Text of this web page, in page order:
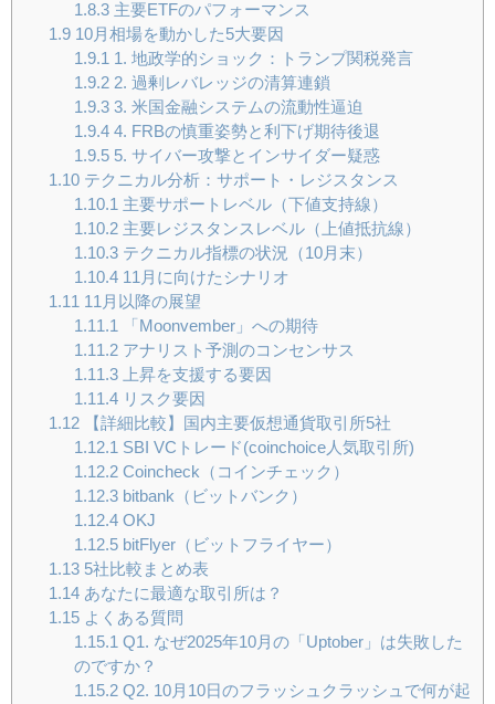
1.8.3主要ETFのパフォーマンス
1.910月相場を動かした5大要因
1.9.1 1. 地政学的ショック：トランプ関税発言
1.9.22. 過剰レバレッジの清算連鎖
1.9.33. 米国金融システムの流動性逼迫
1.9.44. FRBの慎重姿勢と利下げ期待後退
1.9.55. サイバー攻撃とインサイダー疑惑
1.10テクニカル分析：サポート・レジスタンス
1.10.1 主要サポートレベル（下値支持線）
1.10.2主要レジスタンスレベル（上値抵抗線）
1.10.3テクニカル指標の状況（10月末）
1.10.411月に向けたシナリオ
1.11 11月以降の展望
1.11.1
「Moonvember」への期待
1.11.2アナリスト予測のコンセンサス
1.11.3上昇を支援する要因
1.11.4リスク要因
1.12【詳細比較】国内主要仮想通貨取引所5社
1.12.1 SBI VCトレード(coinchoice人気取引所)
1.12.2Coincheck（コインチェック）
1.12.3bitbank（ビットバンク）
1.12.4OKJ
1.12.5bitFlyer（ビットフライヤー）
1.135社比較まとめ表
1.14あなたに最適な取引所は？
1.15よくある質問
1.15.1 Q1. なぜ2025年10月の「Uptober」は失敗した
のですか？
1.15.2Q2. 10月10日のフラッシュクラッシュで何が起